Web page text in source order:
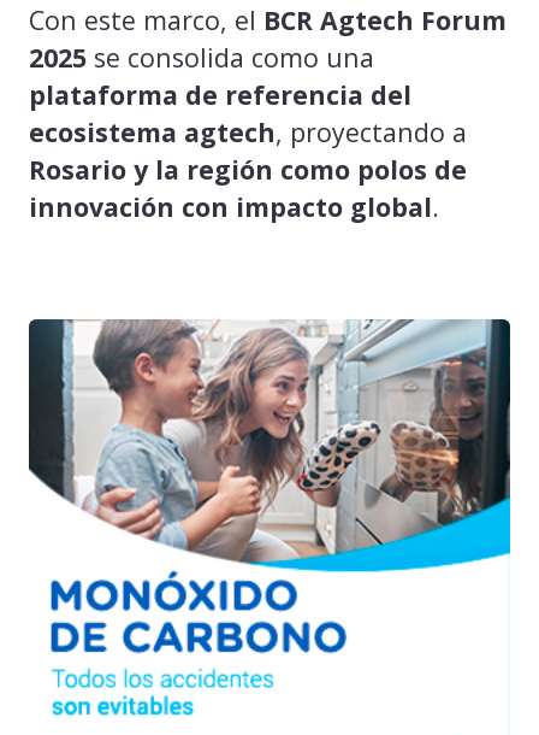
Con este marco, el BCR Agtech Forum
2025 se consolida como una
plataforma de referencia del
ecosistema agtech, proyectando a
Rosario y la región como polos de
innovación con impacto global.